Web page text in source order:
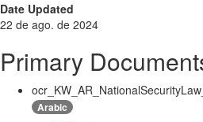
Date Updated
22 de ago. de 2024
Primary
Arabic